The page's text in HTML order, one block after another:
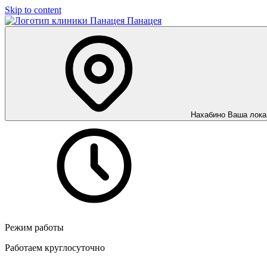
Skip to content
Панацея
Нахабино Ваша
Режим работы
Работаем круглосуточно